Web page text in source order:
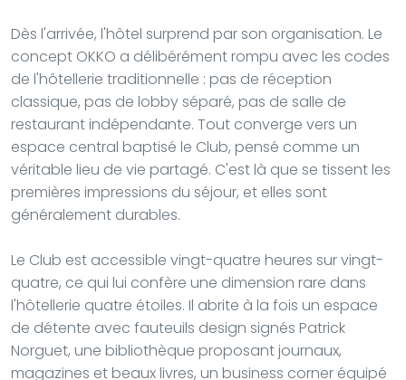
Dès l'arrivée, l'hôtel surprend par son organisation. Le
concept OKKO a délibérément rompu avec les codes
de l'hôtellerie traditionnelle : pas de réception
classique, pas de lobby séparé, pas de salle de
restaurant indépendante. Tout converge vers un
espace central baptisé le Club, pensé comme un
véritable lieu de vie partagé. C'est là que se tissent les
premières impressions du séjour, et elles sont
généralement durables.
Le Club est accessible vingt-quatre heures sur vingt-
quatre, ce qui lui confère une dimension rare dans
l'hôtellerie quatre étoiles. Il abrite à la fois un espace
de détente avec fauteuils design signés Patrick
Norguet, une bibliothèque proposant journaux,
magazines et beaux livres, un business corner équipé